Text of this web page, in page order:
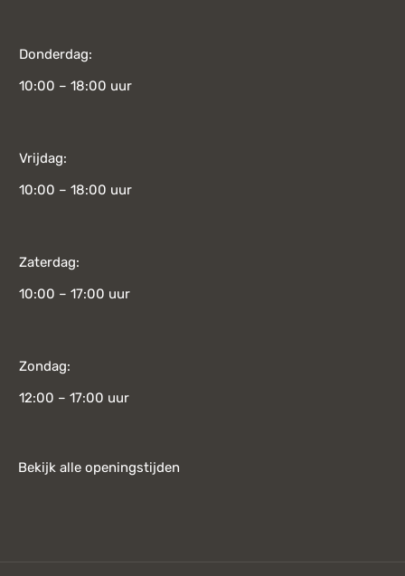
Donderdag:
10:00 – 18:00 uur
Vrijdag:
10:00 – 18:00 uur
Zaterdag:
10:00 – 17:00 uur
Zondag:
12:00 – 17:00 uur
Bekijk alle openingstijden